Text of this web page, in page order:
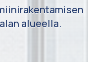
alueella.